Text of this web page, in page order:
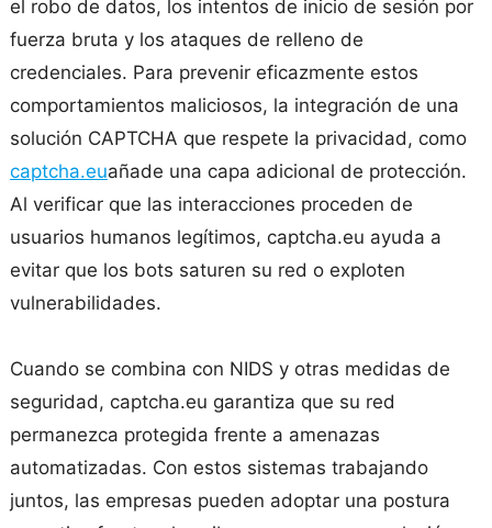
el robo de datos, los intentos de inicio de sesión por
fuerza bruta y los ataques de relleno de
credenciales. Para prevenir eficazmente estos
comportamientos maliciosos, la integración de una
solución CAPTCHA que respete la privacidad, como
captcha.euañade una capa adicional de protección.
Al verificar que las interacciones proceden de
usuarios humanos legítimos, captcha.eu ayuda a
evitar que los bots saturen su red o exploten
vulnerabilidades.
Cuando se combina con NIDS y otras medidas de
seguridad, captcha.eu garantiza que su red
permanezca protegida frente a amenazas
automatizadas. Con estos sistemas trabajando
juntos, las empresas pueden adoptar una postura